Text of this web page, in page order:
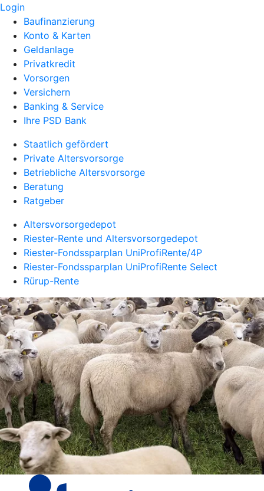
Login
Baufinanzierung
Konto & Karten
Geldanlage
Privatkredit
Vorsorgen
Versichern
Banking & Service
Ihre PSD Bank
Staatlich gefördert
Private Altersvorsorge
Betriebliche Altersvorsorge
Beratung
Ratgeber
Altersvorsorgedepot
Riester-Rente und Altersvorsorgedepot
Riester-Fondssparplan UniProfiRente/4P
Riester-Fondssparplan UniProfiRente Select
Rürup-Rente